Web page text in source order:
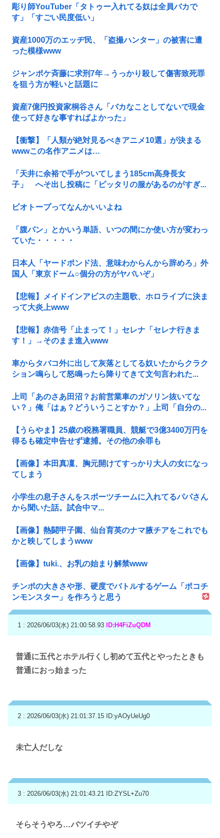
彫り師YouTuber「タトゥー入れてる奴は全員バカで
す」「すごい民度低い」
資産1000万のエッヂ民、「盗撮ハンター」の被害に遭
った模様www
ジャンポケ斉藤に求刑7年→うっかり殺して傷害致死罪
を狙う方が軽いと話題に
資産7億円投資家桐谷さん「バカなことしてないで現金
使って好きな事すればよかった」
【衝撃】「人類が絶対見るべきアニメ10選」が決まる
wwwこの名作アニメは…
「天井に余裕で手がついてしまう185cm高身長女
子」 へそ出し投稿に「ピッタリの服があるのがすぎ...
ビオトープってなんかいいよね
「腹パン」とかいう単語、いつの間にか使い方が変わっ
ていた・・・・・
日本人「ヤードポンド法、意味わからんから辞めろ」外
国人「東京ドーム○個分の方がヤバいぞ」
【悲報】メイドインアビスの主題歌、ホロライブに決ま
って大炎上www
【悲報】赤信号「止まって！」セレナ「セレナ行きま
す！」→そのまま進入www
車からタバコ外に出して灰落としてる奴いたからクラク
ション鳴らして怒鳴ったら降りてきて文句言われた...
上司「あのさあ田沼？お前営業車のガソリン抜いてな
い？」俺「はぁ？どういうことすか？」上司「自分の...
【うらやま】25歳の税務署職員、競艇で3億3400万円を
得るも確定申告せず逮捕。その他の余罪も
【画像】本田真凜、胸元開けてすっかり大人の女になっ
てしまう
小学生の息子さんをスポーツチームに入れてるパパさん
から聞いた話。試合中マ...
【画像】熱闘甲子園、仙台育英のナマ腋チアをこれでも
かと映してしまうwww
【画像】tuki.、お乳の始まり解禁www
チンポの大きさや形、硬度でバトルするゲーム「ポコチ
ンモンスター」を作ろうと思う
1 : 2026/06/03(水) 21:00:58.93 ID:H4FiZuQDM
普通に五代とホテル行くし初めて五代とやったときも
普通におっ始まった
2 : 2026/06/03(水) 21:01:37.15 ID:yAOyUeUg0
未亡人だしな
3 : 2026/06/03(水) 21:01:43.21 ID:ZYSL+Zu70
そらそうやろ…バツイチやぞ